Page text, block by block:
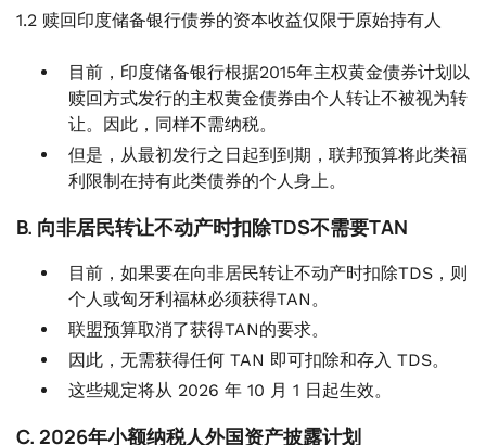
1.2 赎回印度储备银行债券的资本收益仅限于原始持有人
目前，印度储备银行根据2015年主权黄金债券计划以
赎回方式发行的主权黄金债券由个人转让不被视为转
让。因此，同样不需纳税。
但是，从最初发行之日起到到期，联邦预算将此类福
利限制在持有此类债券的个人身上。
B. 向非居民转让不动产时扣除TDS不需要TAN
目前，如果要在向非居民转让不动产时扣除TDS，则
个人或匈牙利福林必须获得TAN。
联盟预算取消了获得TAN的要求。
因此，无需获得任何 TAN 即可扣除和存入 TDS。
这些规定将从 2026 年 10 月 1 日起生效。
C. 2026年小额纳税人外国资产披露计划